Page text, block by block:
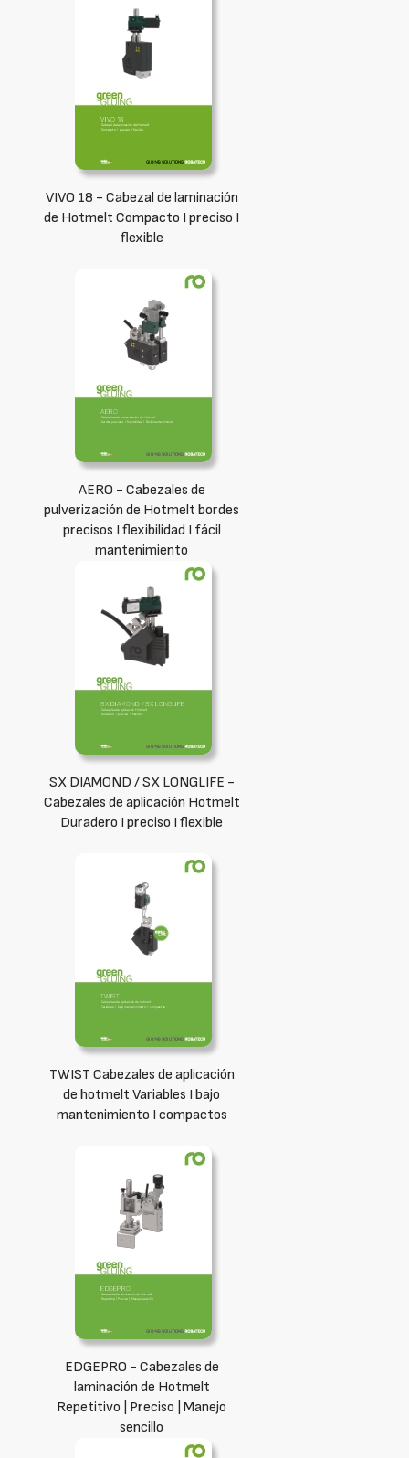
VIVO 18 - Cabezal de laminación
de Hotmelt Compacto I preciso I
flexible
AERO - Cabezales de
pulverización de Hotmelt bordes
precisos I flexibilidad I fácil
mantenimiento
SX DIAMOND / SX LONGLIFE -
Cabezales de aplicación Hotmelt
Duradero I preciso I flexible
TWIST Cabezales de aplicación
de hotmelt Variables I bajo
mantenimiento I compactos
EDGEPRO - Cabezales de
laminación de Hotmelt
Repetitivo | Preciso | Manejo
sencillo